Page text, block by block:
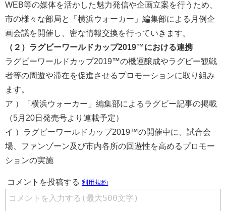
WEB等の媒体を活かした魅力発信や企画立案を行うため、
市の様々な部局と「横浜ウォーカー」編集部による月例企
画会議を開催し、密な情報交換を行っていきます。
（２）ラグビーワールドカップ2019™における連携
ラグビーワールドカップ2019™の機運醸成やラグビー観戦
者等の周遊や滞在を促進させるプロモーションに取り組み
ます。
ア ）「横浜ウォーカー」編集部によるラグビー記事の掲載
（5月20日発売号より連載予定）
イ ）ラグビーワールドカップ2019™の開催中に、試合会
場、ファンゾーン及び市内各所の回遊性を高めるプロモー
ションの実施